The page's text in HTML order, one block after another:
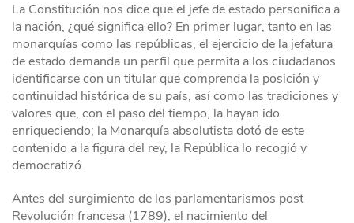
La Constitución nos dice que el jefe de estado personifica a
la nación, ¿qué significa ello? En primer lugar, tanto en las
monarquías como las repúblicas, el ejercicio de la jefatura
de estado demanda un perfil que permita a los ciudadanos
identificarse con un titular que comprenda la posición y
continuidad histórica de su país, así como las tradiciones y
valores que, con el paso del tiempo, la hayan ido
enriqueciendo; la Monarquía absolutista dotó de este
contenido a la figura del rey, la República lo recogió y
democratizó.
Antes del surgimiento de los parlamentarismos post
Revolución francesa (1789), el nacimiento del